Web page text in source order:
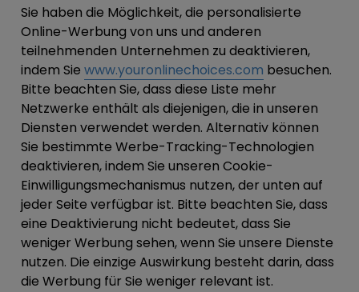
Sie haben die Möglichkeit, die personalisierte
Online-Werbung von uns und anderen
teilnehmenden Unternehmen zu deaktivieren,
indem Sie www.youronlinechoices.com besuchen.
Bitte beachten Sie, dass diese Liste mehr
Netzwerke enthält als diejenigen, die in unseren
Diensten verwendet werden. Alternativ können
Sie bestimmte Werbe-Tracking-Technologien
deaktivieren, indem Sie unseren Cookie-
Einwilligungsmechanismus nutzen, der unten auf
jeder Seite verfügbar ist. Bitte beachten Sie, dass
eine Deaktivierung nicht bedeutet, dass Sie
weniger Werbung sehen, wenn Sie unsere Dienste
nutzen. Die einzige Auswirkung besteht darin, dass
die Werbung für Sie weniger relevant ist.